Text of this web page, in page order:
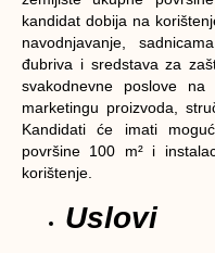
kandidat dobija na
navodnjavanje,
đubriva i sredstava za
svakodnevne poslove
marketingu proizvoda,
Kandidati će imati
površine 100 m² i
korištenje.
Uslovi